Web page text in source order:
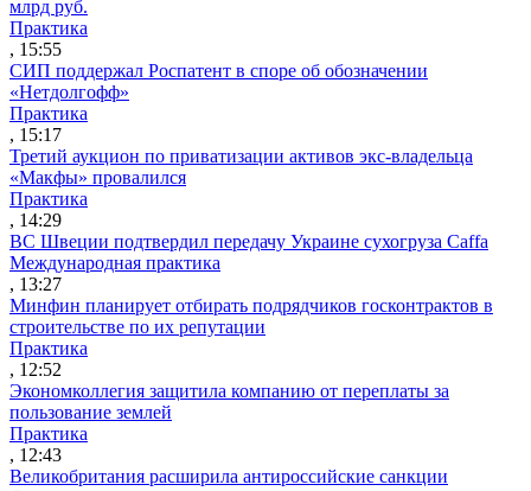
млрд руб.
Практика
, 15:55
СИП поддержал Роспатент в споре об обозначении
«Нетдолгофф»
Практика
, 15:17
Третий аукцион по приватизации активов экс-владельца
«Макфы» провалился
Практика
, 14:29
ВС Швеции подтвердил передачу Украине сухогруза Caffa
Международная практика
, 13:27
Минфин планирует отбирать подрядчиков госконтрактов в
строительстве по их репутации
Практика
, 12:52
Экономколлегия защитила компанию от переплаты за
пользование землей
Практика
, 12:43
Великобритания расширила антироссийские санкции